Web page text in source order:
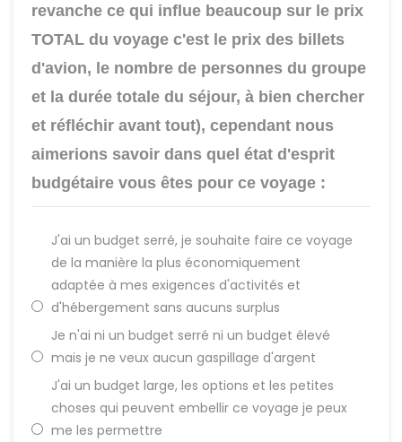
revanche ce qui influe beaucoup sur le prix
TOTAL du voyage c'est le prix des billets
d'avion, le nombre de personnes du groupe
et la durée totale du séjour, à bien chercher
et réfléchir avant tout), cependant nous
aimerions savoir dans quel état d'esprit
budgétaire vous êtes pour ce voyage :
J'ai un budget serré, je souhaite faire ce voyage
de la manière la plus économiquement
adaptée à mes exigences d'activités et
d'hébergement sans aucuns surplus
Je n'ai ni un budget serré ni un budget élevé
mais je ne veux aucun gaspillage d'argent
J'ai un budget large, les options et les petites
choses qui peuvent embellir ce voyage je peux
me les permettre